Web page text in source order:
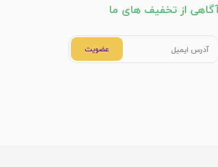
می‌کند.
کم، سهولت در نگهداری و قیمت
از تخفیف های ما
عضویت